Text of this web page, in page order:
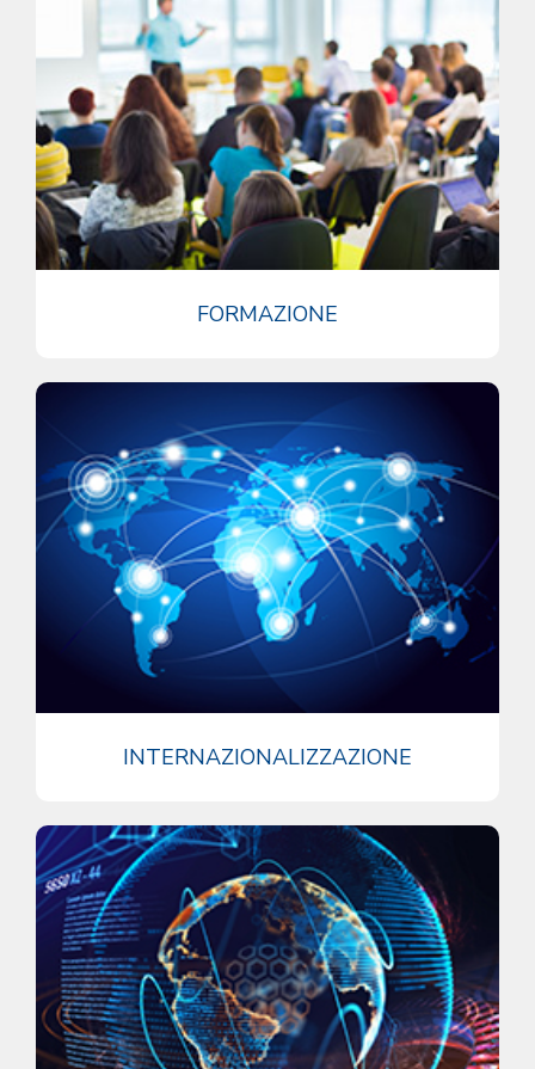
FORMAZIONE
INTERNAZIONALIZZAZIONE